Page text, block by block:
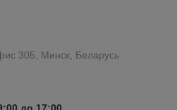
305, Минск, Беларусь